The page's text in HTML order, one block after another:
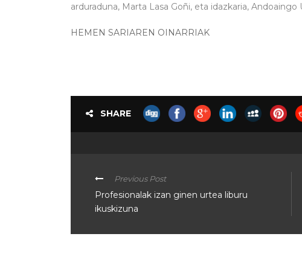
arduraduna, Marta Lasa Goñi, eta idazkaria, Andoaingo
HEMEN SARIAREN OINARRIAK
SHARE
Previous Post
Profesionalak izan ginen urtea liburu
ikuskizuna